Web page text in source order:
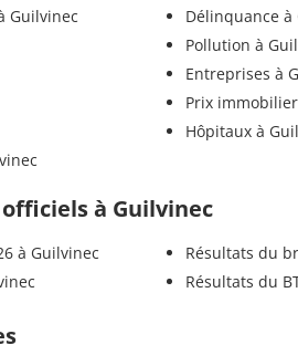
Guilvinec
Délinquance à
Pollution à
Entreprises à
Prix
Hôpitaux à
à Guilvinec
à Guilvinec
Résultats du
Résultats du